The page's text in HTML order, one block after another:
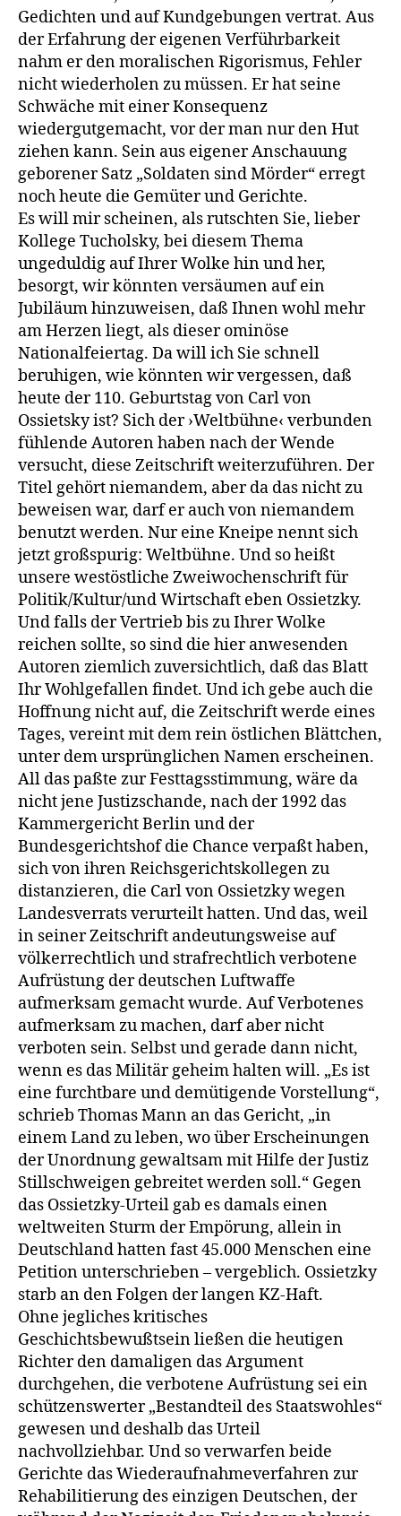
Gedichten und auf Kundgebungen vertrat. Aus
der Erfahrung der eigenen Verführbarkeit
nahm er den moralischen Rigorismus, Fehler
nicht wiederholen zu müssen. Er hat seine
Schwäche mit einer Konsequenz
wiedergutgemacht, vor der man nur den Hut
ziehen kann. Sein aus eigener Anschauung
geborener Satz „Soldaten sind Mörder“ erregt
noch heute die Gemüter und Gerichte.
Es will mir scheinen, als rutschten Sie, lieber
Kollege Tucholsky, bei diesem Thema
ungeduldig auf Ihrer Wolke hin und her,
besorgt, wir könnten versäumen auf ein
Jubiläum hinzuweisen, daß Ihnen wohl mehr
am Herzen liegt, als dieser ominöse
Nationalfeiertag. Da will ich Sie schnell
beruhigen, wie könnten wir vergessen, daß
heute der 110. Geburtstag von Carl von
Ossietsky ist? Sich der ›Weltbühne‹ verbunden
fühlende Autoren haben nach der Wende
versucht, diese Zeitschrift weiterzuführen. Der
Titel gehört niemandem, aber da das nicht zu
beweisen war, darf er auch von niemandem
benutzt werden. Nur eine Kneipe nennt sich
jetzt großspurig: Weltbühne. Und so heißt
unsere westöstliche Zweiwochenschrift für
Politik/Kultur/und Wirtschaft eben Ossietzky.
Und falls der Vertrieb bis zu Ihrer Wolke
reichen sollte, so sind die hier anwesenden
Autoren ziemlich zuversichtlich, daß das Blatt
Ihr Wohlgefallen findet. Und ich gebe auch die
Hoffnung nicht auf, die Zeitschrift werde eines
Tages, vereint mit dem rein östlichen Blättchen,
unter dem ursprünglichen Namen erscheinen.
All das paßte zur Festtagsstimmung, wäre da
nicht jene Justizschande, nach der 1992 das
Kammergericht Berlin und der
Bundesgerichtshof die Chance verpaßt haben,
sich von ihren Reichsgerichtskollegen zu
distanzieren, die Carl von Ossietzky wegen
Landesverrats verurteilt hatten. Und das, weil
in seiner Zeitschrift andeutungsweise auf
völkerrechtlich und strafrechtlich verbotene
Aufrüstung der deutschen Luftwaffe
aufmerksam gemacht wurde. Auf Verbotenes
aufmerksam zu machen, darf aber nicht
verboten sein. Selbst und gerade dann nicht,
wenn es das Militär geheim halten will. „Es ist
eine furchtbare und demütigende Vorstellung“,
schrieb Thomas Mann an das Gericht, „in
einem Land zu leben, wo über Erscheinungen
der Unordnung gewaltsam mit Hilfe der Justiz
Stillschweigen gebreitet werden soll.“ Gegen
das Ossietzky-Urteil gab es damals einen
weltweiten Sturm der Empörung, allein in
Deutschland hatten fast 45.000 Menschen eine
Petition unterschrieben – vergeblich. Ossietzky
starb an den Folgen der langen KZ-Haft.
Ohne jegliches kritisches
Geschichtsbewußtsein ließen die heutigen
Richter den damaligen das Argument
durchgehen, die verbotene Aufrüstung sei ein
schützenswerter „Bestandteil des Staatswohles“
gewesen und deshalb das Urteil
nachvollziehbar. Und so verwarfen beide
Gerichte das Wiederaufnahmeverfahren zur
Rehabilitierung des einzigen Deutschen, der